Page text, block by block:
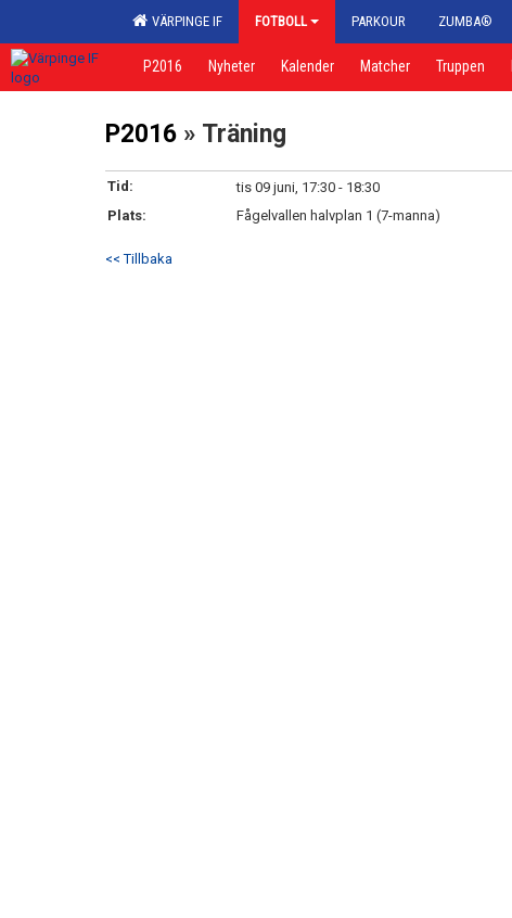
VÄRPINGE IF FOTBOLL PARKOUR ZUMBA®
P2016 Nyheter Kalender Matcher Truppen
P2016 » Träning
Tid:
tis 09 juni, 17:30 - 18:30
Plats:
Fågelvallen halvplan 1 (7-manna)
<< Tillbaka